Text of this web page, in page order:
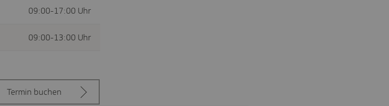
09:00-17:00 Uhr
09:00-13:00 Uhr
Termin buchen